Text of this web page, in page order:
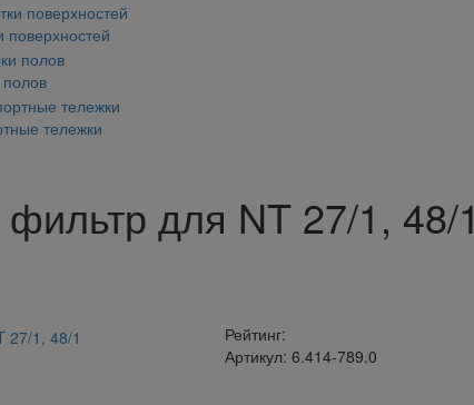
поверхностей
тележки
для NT 27/1, 48/1
Рейтинг:
Артикул: 6.414-789.0